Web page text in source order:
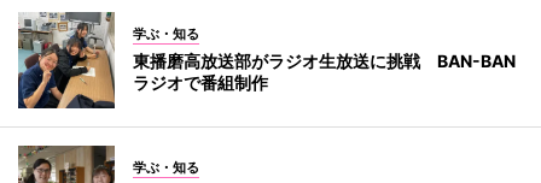
学ぶ・知る
東播磨高放送部がラジオ生放送に挑戦 BAN-BAN
ラジオで番組制作
学ぶ・知る